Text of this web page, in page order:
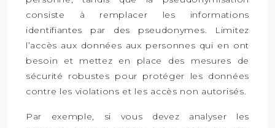
consiste à remplacer les informations
identifiantes par des pseudonymes. Limitez
l’accès aux données aux personnes qui en ont
besoin et mettez en place des mesures de
sécurité robustes pour protéger les données
contre les violations et les accès non autorisés.
Par exemple, si vous devez analyser les